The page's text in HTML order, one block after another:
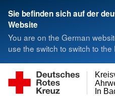
Sie befinden sich auf der
Website
You are on the German
use the switch to switch to the
In